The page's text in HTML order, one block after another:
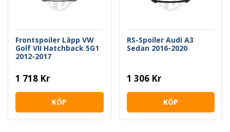
Frontspoiler Läpp VW
Golf VII Hatchback 5G1
2012-2017
1 718 Kr
KÖP
RS-Spoiler Audi A3
Sedan 2016-2020
1 306 Kr
KÖP